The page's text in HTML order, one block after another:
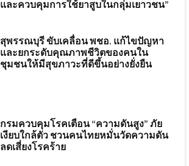
และควบคุมการใช้ยาสูบในกลุ่มเยาวชน”
สุพรรณบุรี ขับเคลื่อน พชอ. แก้ไขปัญหา
และยกระดับคุณภาพชีวิตของคนใน
ชุมชนให้มีสุขภาวะที่ดีขึ้นอย่างยั่งยืน
กรมควบคุมโรคเตือน “ความดันสูง” ภัย
เงียบใกล้ตัว ชวนคนไทยหมั่นวัดความดัน
ลดเสี่ยงโรคร้าย